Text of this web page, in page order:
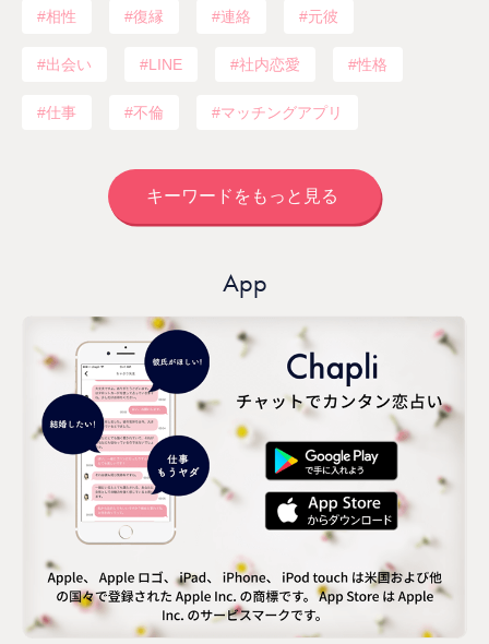
相性 復縁 連絡 元彼
出会い LINE 社内恋愛 性格
仕事 不倫 マッチングアプリ
キーワードをもっと見る
App